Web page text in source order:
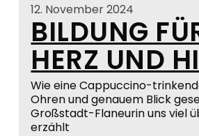
12. November 2024
BILDUNG
HERZ UND
Wie eine Cappuccino-
Ohren und genauem Blick
Großstadt-Flaneurin uns viel
erzählt